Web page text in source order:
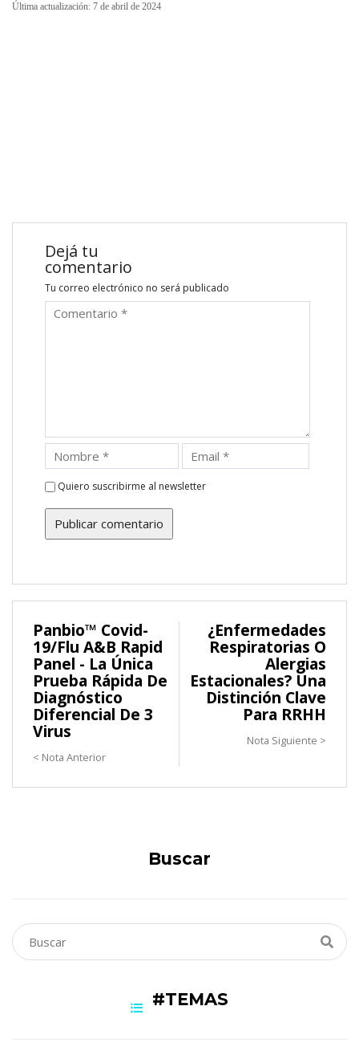
Última actualización: 7 de abril de 2024
Dejá tu
comentario
Tu correo electrónico no será publicado
Quiero suscribirme al newsletter
Panbio™ Covid-
19/Flu A&B Rapid
Panel - La Única
Prueba Rápida De
Diagnóstico
Diferencial De 3
Virus
< Nota Anterior
¿Enfermedades
Respiratorias O
Alergias
Estacionales? Una
Distinción Clave
Para RRHH
Nota Siguiente >
Buscar
#TEMAS